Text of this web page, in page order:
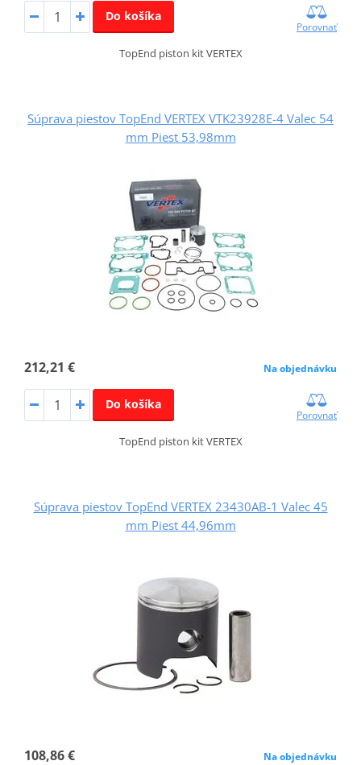
Do košíka
Porovnať
TopEnd piston kit VERTEX
Súprava piestov TopEnd VERTEX VTK23928E-4 Valec 54
mm Piest 53,98mm
212,21 € Na objednávku
Do košíka
Porovnať
TopEnd piston kit VERTEX
Súprava piestov TopEnd VERTEX 23430AB-1 Valec 45
mm Piest 44,96mm
108,86 € Na objednávku